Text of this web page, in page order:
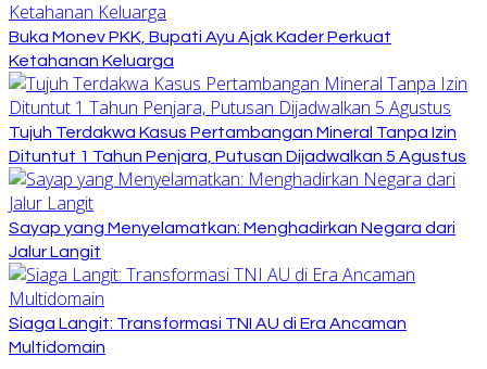
Buka Monev PKK, Bupati Ayu Ajak Kader Perkuat
Ketahanan Keluarga
Tujuh Terdakwa Kasus Pertambangan Mineral Tanpa Izin
Dituntut 1 Tahun Penjara, Putusan Dijadwalkan 5 Agustus
Sayap yang Menyelamatkan: Menghadirkan Negara dari
Jalur Langit
Siaga Langit: Transformasi TNI AU di Era Ancaman
Multidomain